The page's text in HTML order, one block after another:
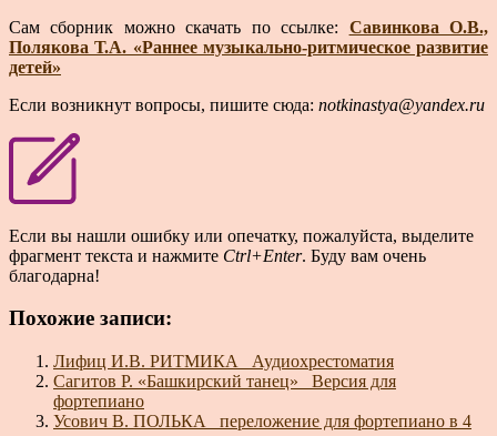
Сам сборник можно скачать по ссылке: Савинкова О.В.,
Полякова Т.А. «Раннее музыкально-ритмическое развитие
детей»
Если возникнут вопросы, пишите сюда: notkinastya@yandex.ru
Если вы нашли ошибку или опечатку, пожалуйста, выделите
фрагмент текста и нажмите Ctrl+Enter. Буду вам очень
благодарна!
Похожие записи:
Лифиц И.В. РИТМИКА_ Аудиохрестоматия
Сагитов Р. «Башкирский танец»_ Версия для
фортепиано
Усович В. ПОЛЬКА _переложение для фортепиано в 4